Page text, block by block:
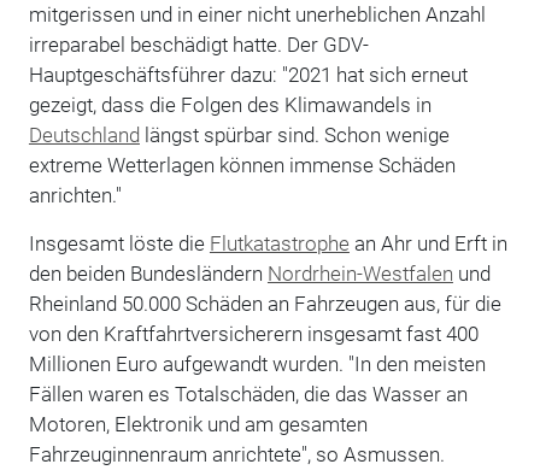
mitgerissen und in einer nicht unerheblichen Anzahl
irreparabel beschädigt hatte. Der GDV-
Hauptgeschäftsführer dazu: "2021 hat sich erneut
gezeigt, dass die Folgen des Klimawandels in
Deutschland längst spürbar sind. Schon wenige
extreme Wetterlagen können immense Schäden
anrichten."
Insgesamt löste die Flutkatastrophe an Ahr und Erft in
den beiden Bundesländern Nordrhein-Westfalen und
Rheinland 50.000 Schäden an Fahrzeugen aus, für die
von den Kraftfahrtversicherern insgesamt fast 400
Millionen Euro aufgewandt wurden. "In den meisten
Fällen waren es Totalschäden, die das Wasser an
Motoren, Elektronik und am gesamten
Fahrzeuginnenraum anrichtete", so Asmussen.